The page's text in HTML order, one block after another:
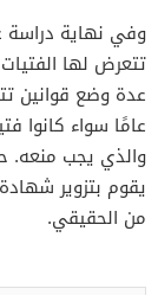
وفي نهاية دراسة
تتعرض لها
عدة وضع قوانين
عامًا سواء كانوا
والذي يجب منعه.
يقوم بتزوير
من الحقيقي.